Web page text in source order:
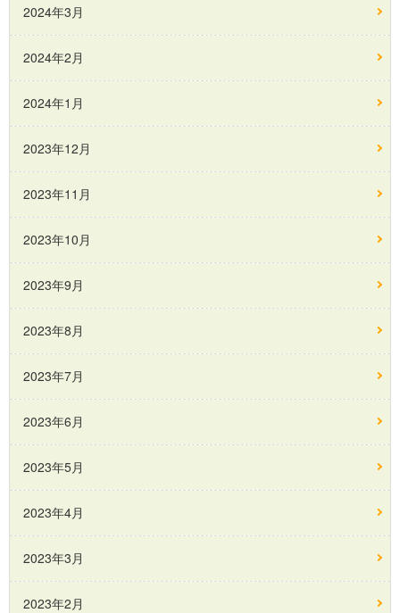
2024年3月
2024年2月
2024年1月
2023年12月
2023年11月
2023年10月
2023年9月
2023年8月
2023年7月
2023年6月
2023年5月
2023年4月
2023年3月
2023年2月